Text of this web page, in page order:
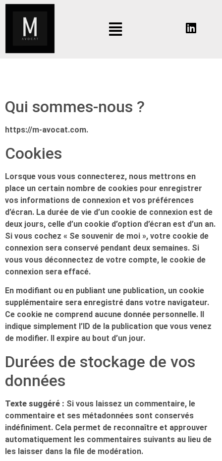
Qui sommes-nous ?
https://m-avocat.com.
Cookies
Lorsque vous vous connecterez, nous mettrons en
place un certain nombre de cookies pour enregistrer
vos informations de connexion et vos préférences
d’écran. La durée de vie d’un cookie de connexion est de
deux jours, celle d’un cookie d’option d’écran est d’un an.
Si vous cochez « Se souvenir de moi », votre cookie de
connexion sera conservé pendant deux semaines. Si
vous vous déconnectez de votre compte, le cookie de
connexion sera effacé.
En modifiant ou en publiant une publication, un cookie
supplémentaire sera enregistré dans votre navigateur.
Ce cookie ne comprend aucune donnée personnelle. Il
indique simplement l’ID de la publication que vous venez
de modifier. Il expire au bout d’un jour.
Durées de stockage de vos
données
Texte suggéré : Si vous laissez un commentaire, le
commentaire et ses métadonnées sont conservés
indéfiniment. Cela permet de reconnaître et approuver
automatiquement les commentaires suivants au lieu de
les laisser dans la file de modération.